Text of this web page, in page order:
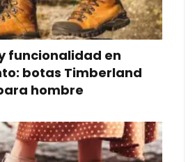
funcionalidad en
botas Timberland
hombre